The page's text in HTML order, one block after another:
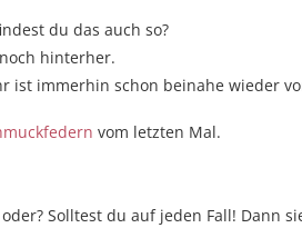
du das auch so?
hinterher.
ist immerhin schon beinahe wieder
vom letzten Mal.
Solltest du auf jeden Fall! Dann